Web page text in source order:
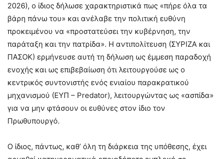
2026), ο ίδιος δήλωσε χαρακτηριστικά πως «πήρε όλα τα
βάρη πάνω του» και ανέλαβε την πολιτική ευθύνη
προκειμένου να «προστατεύσει την κυβέρνηση, την
παράταξη και την πατρίδα». Η αντιπολίτευση (ΣΥΡΙΖΑ και
ΠΑΣΟΚ) ερμήνευσε αυτή τη δήλωση ως έμμεση παραδοχή
ενοχής και ως επιβεβαίωση ότι λειτουργούσε ως ο
κεντρικός συντονιστής ενός ενιαίου παρακρατικού
μηχανισμού (ΕΥΠ – Predator), λειτουργώντας ως «ασπίδα»
για να μην φτάσουν οι ευθύνες στον ίδιο τον
Πρωθυπουργό.
Ο ίδιος, πάντως, καθ’ όλη τη διάρκεια της υπόθεσης, έχει